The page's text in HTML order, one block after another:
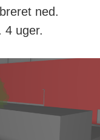
ned.
4 uger.